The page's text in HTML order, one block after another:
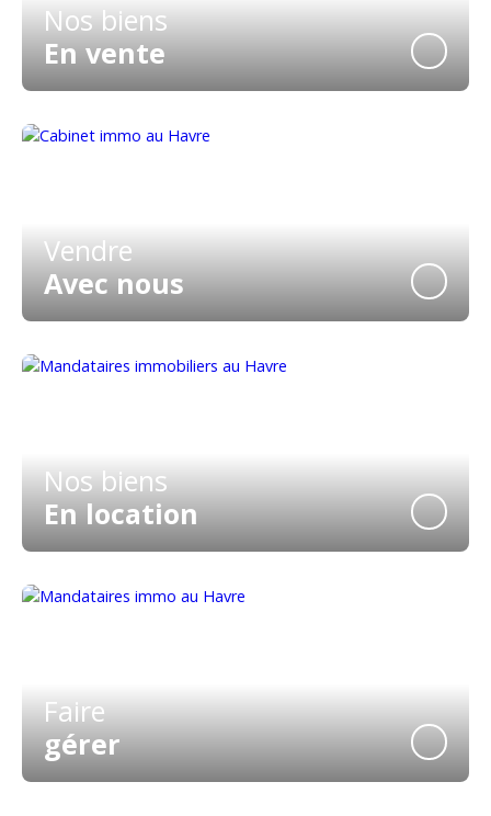
Nos biens
En vente
Vendre
Avec nous
Nos biens
En location
Faire
gérer